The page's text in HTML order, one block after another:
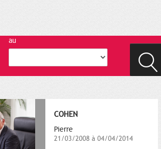
au
COHEN
Pierre
21/03/2008 à 04/04/2014